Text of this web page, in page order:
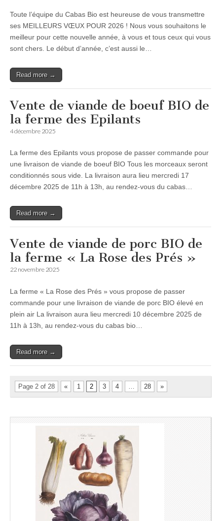
Toute l’équipe du Cabas Bio est heureuse de vous transmettre
ses MEILLEURS VŒUX POUR 2026 ! Nous vous souhaitons le
meilleur pour cette nouvelle année, à vous et tous ceux qui vous
sont chers. Le début d’année, c’est aussi le…
Read more →
Vente de viande de boeuf BIO de
la ferme des Epilants
4 décembre 2025
La ferme des Epilants vous propose de passer commande pour
une livraison de viande de boeuf BIO Tous les morceaux seront
conditionnés sous vide. La livraison aura lieu mercredi 17
décembre 2025 de 11h à 13h, au rendez-vous du cabas…
Read more →
Vente de viande de porc BIO de
la ferme « La Rose des Prés »
22 novembre 2025
La ferme « La Rose des Prés » vous propose de passer
commande pour une livraison de viande de porc BIO élevé en
plein air La livraison aura lieu mercredi 10 décembre 2025 de
11h à 13h, au rendez-vous du cabas bio…
Read more →
Page 2 of 28 « 1 2 3 4 28 »